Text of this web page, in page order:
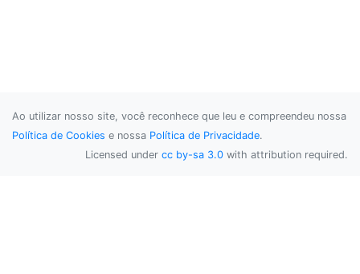
Ao utilizar nosso site, você reconhece que leu e compreendeu nossa
Política de Cookies e nossa Política de Privacidade.
Licensed under cc by-sa 3.0 with attribution required.